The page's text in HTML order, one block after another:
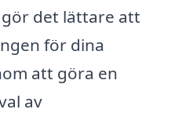
det lättare att
för dina
att göra en
av